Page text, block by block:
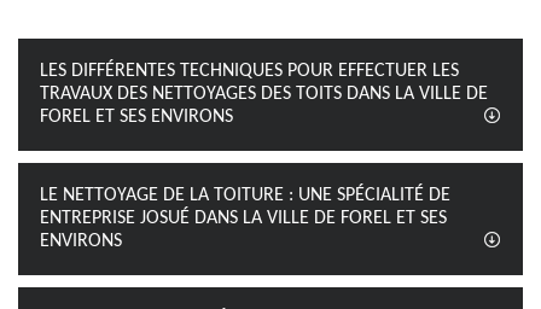
LES DIFFÉRENTES TECHNIQUES POUR EFFECTUER LES
TRAVAUX DES NETTOYAGES DES TOITS DANS LA VILLE DE
FOREL ET SES ENVIRONS
LE NETTOYAGE DE LA TOITURE : UNE SPÉCIALITÉ DE
ENTREPRISE JOSUÉ DANS LA VILLE DE FOREL ET SES
ENVIRONS